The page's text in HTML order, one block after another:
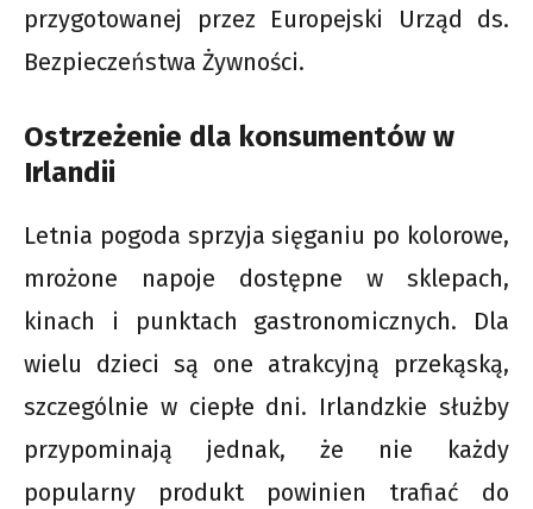
przygotowanej przez Europejski Urząd ds.
Bezpieczeństwa Żywności.
Ostrzeżenie dla konsumentów w
Irlandii
Letnia pogoda sprzyja sięganiu po kolorowe,
mrożone napoje dostępne w sklepach,
kinach i punktach gastronomicznych. Dla
wielu dzieci są one atrakcyjną przekąską,
szczególnie w ciepłe dni. Irlandzkie służby
przypominają jednak, że nie każdy
popularny produkt powinien trafiać do